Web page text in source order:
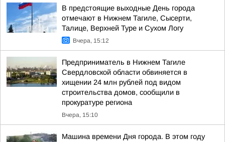
В предстоящие выходные День города
отмечают в Нижнем Тагиле, Сысерти,
Талице, Верхней Туре и Сухом Логу
Вчера, 15:12
Предприниматель в Нижнем Тагиле
Свердловской области обвиняется в
хищении 24 млн рублей под видом
строительства домов, сообщили в
прокуратуре региона
Вчера, 15:10
Машина времени Дня города. В этом году